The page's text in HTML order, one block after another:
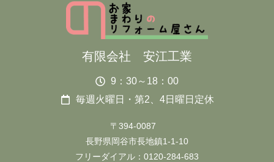
有限会社 安江工業
9：30～18：00
毎週火曜日・第2、4日曜日定休
〒394-0087
長野県岡谷市長地鎮1-1-10
フリーダイアル：0120-284-683